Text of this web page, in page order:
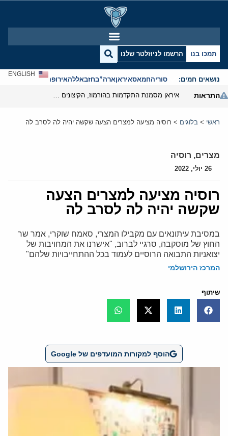
תמכו בנו הרשמו לניוזלטר שלנו
נושאים חמים: סוריהחמאסאיראןארה”בחזבאללהאירופהאנטישמיות
ENGLISH
התראות
ראשי > בלוגים > רוסיה מציעה למצרים הצעה שקשה יהיה לה לסרב לה
מצרים, רוסיה
26 יולי, 2022
רוסיה מציעה למצרים הצעה
שקשה יהיה לה לסרב לה
במסיבת עיתונאים עם מקבילו המצרי, סאמח שוקרי, אמר שר
החוץ של מוסקבה, סרגיי לברוב, "אישרנו את המחויבות של
יצואניות התבואה הרוסיים לעמוד בכל ההתחייבויות שלהם"
המרכז הירושלמי
שיתוף
הוסף למקורות המועדפים של Google